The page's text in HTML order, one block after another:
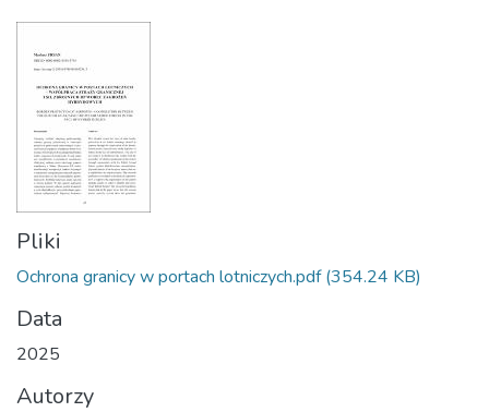
Pliki
Ochrona granicy w portach lotniczych.pdf (354.24 KB)
Data
2025
Autorzy